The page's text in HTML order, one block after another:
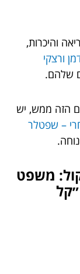
והיכרות,
ורצקי
שלהם.
הזה ממש, יש
– שפטלר
משפט